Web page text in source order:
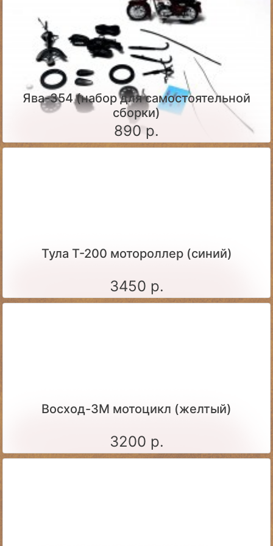
Ява-354 (набор для самостоятельной
сборки)
890 р.
Тула Т-200 мотороллер (синий)
3450 р.
Восход-3М мотоцикл (желтый)
3200 р.